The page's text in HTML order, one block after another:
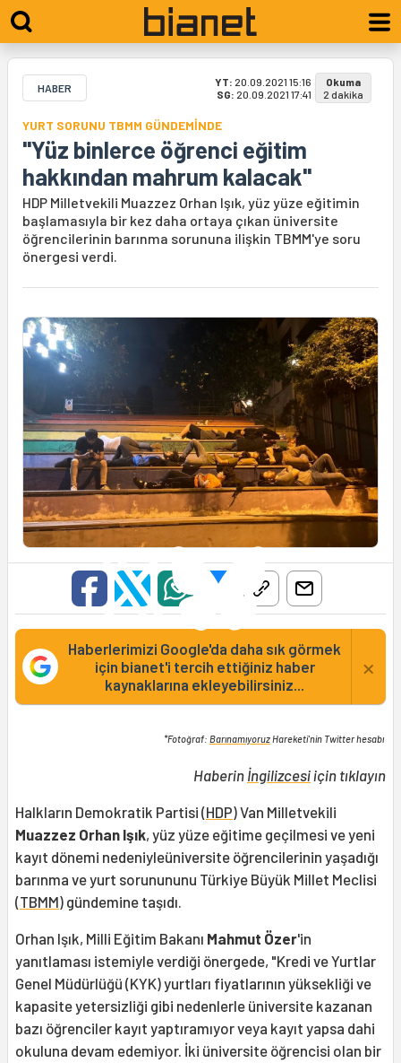
HABER YT: 20.09.2021 15:16
SG: 20.09.2021 17:41
Okuma
2 dakika
YURT SORUNU TBMM GÜNDEMİNDE
"Yüz binlerce öğrenci eğitim
hakkından mahrum kalacak"
HDP Milletvekili Muazzez Orhan Işık, yüz yüze eğitimin
başlamasıyla bir kez daha ortaya çıkan üniversite
öğrencilerinin barınma sorununa ilişkin TBMM'ye soru
önergesi verdi.
Haberlerimizi Google'da daha sık görmek
için bianet'i tercih ettiğiniz haber
kaynaklarına ekleyebilirsiniz...
×
*Fotoğraf: BarınamıyoruzHareketi'nin Twitter hesabı
Haberin İngilizcesiiçin tıklayın
Halkların Demokratik Partisi (HDP) Van Milletvekili
Muazzez Orhan Işık, yüz yüze eğitime geçilmesi ve yeni
kayıt dönemi nedeniyleüniversite öğrencilerinin yaşadığı
barınma ve yurt sorunununu Türkiye Büyük Millet Meclisi
(TBMM) gündemine taşıdı.
Orhan Işık, Milli Eğitim Bakanı Mahmut Özer'in
yanıtlaması istemiyle verdiği önergede, "Kredi ve Yurtlar
Genel Müdürlüğü (KYK) yurtları fiyatlarının yüksekliği ve
kapasite yetersizliği gibi nedenlerle üniversite kazanan
bazı öğrenciler kayıt yaptıramıyor veya kayıt yapsa dahi
okuluna devam edemiyor. İki üniversite öğrencisi olan bir